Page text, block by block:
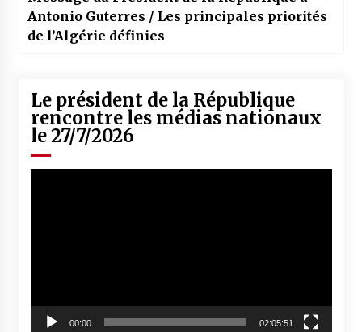
Antonio Guterres / Les principales priorités
de l’Algérie définies
Le président de la République
rencontre les médias nationaux
le 27/7/2026
00:00 02:05:51